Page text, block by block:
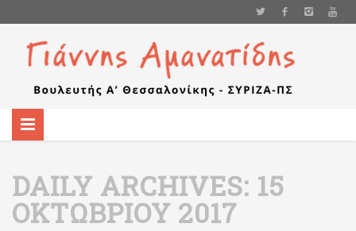
DAILY ARCHIVES: 15
ΟΚΤΩΒΡΊΟΥ 2017